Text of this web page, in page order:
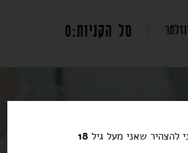
0
להצהיר שאני מעל גיל 18